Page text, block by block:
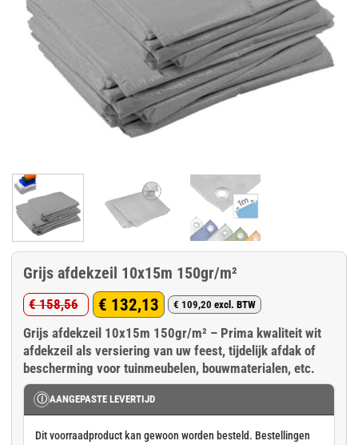
Grijs afdekzeil 10x15m 150gr/m²
€158,56
Oorspronkelijke
prijs
was:
€ 158,56.
€ 132,13
Huidige
prijs
is:
€ 132,13.
€ 109,20 excl. BTW
Grijs afdekzeil 10x15m 150gr/m² – Prima kwaliteit wit
afdekzeil als versiering van uw feest, tijdelijk afdak of
bescherming voor tuinmeubelen, bouwmaterialen, etc.
Ⓘ AANGEPASTE LEVERTIJD
Dit voorraadproduct kan gewoon worden besteld. Bestellingen